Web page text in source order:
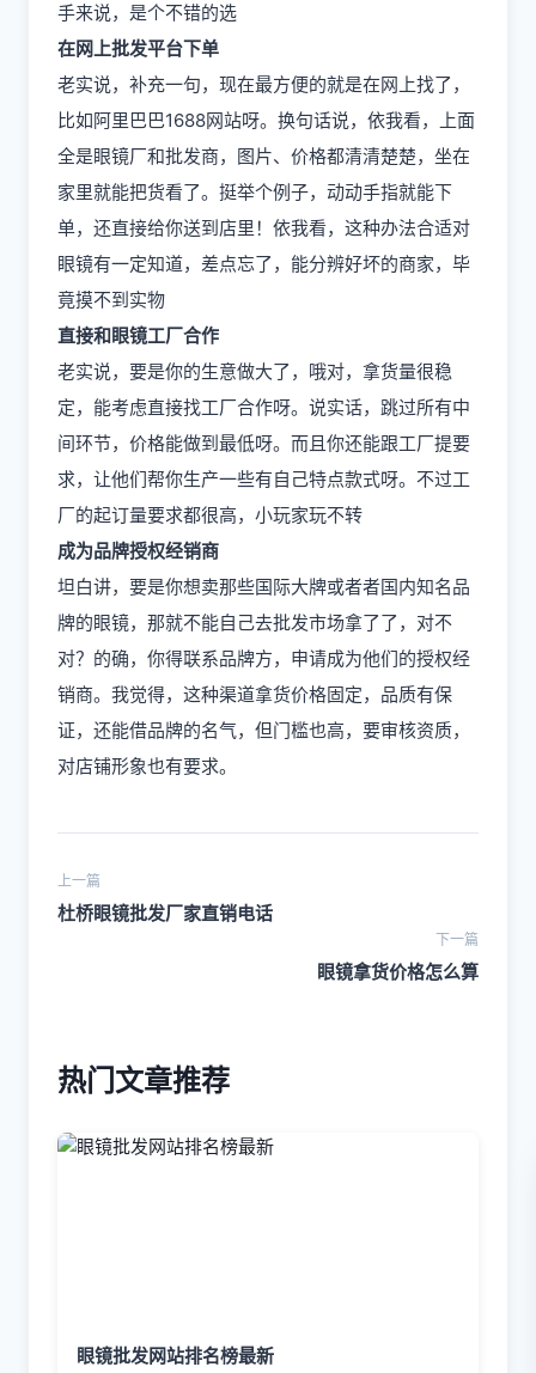
手来说，是个不错的选
在网上批发平台下单
老实说，补充一句，现在最方便的就是在网上找了，
比如阿里巴巴1688网站呀。换句话说，依我看，上面
全是眼镜厂和批发商，图片、价格都清清楚楚，坐在
家里就能把货看了。挺举个例子，动动手指就能下
单，还直接给你送到店里！依我看，这种办法合适对
眼镜有一定知道，差点忘了，能分辨好坏的商家，毕
竟摸不到实物
直接和眼镜工厂合作
老实说，要是你的生意做大了，哦对，拿货量很稳
定，能考虑直接找工厂合作呀。说实话，跳过所有中
间环节，价格能做到最低呀。而且你还能跟工厂提要
求，让他们帮你生产一些有自己特点款式呀。不过工
厂的起订量要求都很高，小玩家玩不转
成为品牌授权经销商
坦白讲，要是你想卖那些国际大牌或者者国内知名品
牌的眼镜，那就不能自己去批发市场拿了了，对不
对？的确，你得联系品牌方，申请成为他们的授权经
销商。我觉得，这种渠道拿货价格固定，品质有保
证，还能借品牌的名气，但门槛也高，要审核资质，
对店铺形象也有要求。
上一篇
杜桥眼镜批发厂家直销电话
下一篇
眼镜拿货价格怎么算
热门文章推荐
眼镜批发网站排名榜最新